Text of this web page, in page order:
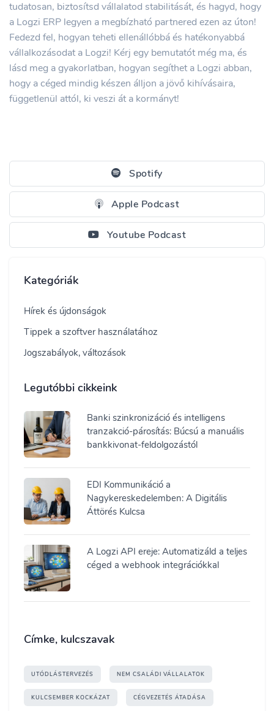
tudatosan, biztosítsd vállalatod stabilitását, és hagyd, hogy
a Logzi ERP legyen a megbízható partnered ezen az úton!
Fedezd fel, hogyan teheti ellenállóbbá és hatékonyabbá
vállalkozásodat a Logzi! Kérj egy bemutatót még ma, és
lásd meg a gyakorlatban, hogyan segíthet a Logzi abban,
hogy a céged mindig készen álljon a jövő kihívásaira,
függetlenül attól, ki veszi át a kormányt!
Spotify
Apple Podcast
Youtube Podcast
Kategóriák
Hírek és újdonságok
Tippek a szoftver használatához
Jogszabályok, változások
Legutóbbi cikkeink
Banki szinkronizáció és intelligens
tranzakció-párosítás: Búcsú a manuális
bankkivonat-feldolgozástól
EDI Kommunikáció a
Nagykereskedelemben: A Digitális
Áttörés Kulcsa
A Logzi API ereje: Automatizáld a teljes
céged a webhook integrációkkal
Címke, kulcszavak
UTÓDLÁSTERVEZÉS NEM CSALÁDI VÁLLALATOK
KULCSEMBER KOCKÁZAT CÉGVEZETÉS ÁTADÁSA